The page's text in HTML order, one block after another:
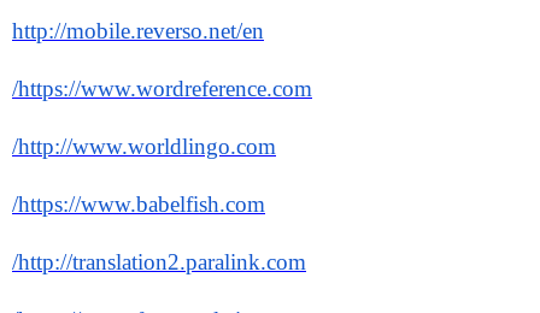
http://mobile.reverso.net/en
https://www.wordreference.com/
http://www.worldlingo.com/
https://www.babelfish.com/
http://translation2.paralink.com/